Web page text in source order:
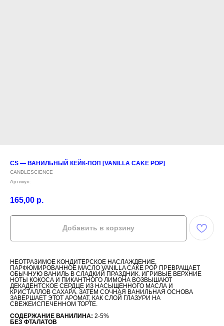
CS — ВАНИЛЬНЫЙ КЕЙК-ПОП [VANILLA CAKE POP]
CANDLESCIENCE
Артикул:
165,00 р.
Добавить в корзину
НЕОТРАЗИМОЕ КОНДИТЕРСКОЕ НАСЛАЖДЕНИЕ,
ПАРФЮМИРОВАННОЕ МАСЛО VANILLA CAKE POP ПРЕВРАЩАЕТ
ОБЫЧНУЮ ВАНИЛЬ В СЛАДКИЙ ПРАЗДНИК. ИГРИВЫЕ ВЕРХНИЕ
НОТЫ КОКОСА И ПИКАНТНОГО ЛИМОНА ВОЗВЫШАЮТ
ДЕКАДЕНТСКОЕ СЕРДЦЕ ИЗ НАСЫЩЕННОГО МАСЛА И
КРИСТАЛЛОВ САХАРА. ЗАТЕМ СОЧНАЯ ВАНИЛЬНАЯ ОСНОВА
ЗАВЕРШАЕТ ЭТОТ АРОМАТ, КАК СЛОЙ ГЛАЗУРИ НА
СВЕЖЕИСПЕЧЕННОМ ТОРТЕ.
СОДЕРЖАНИЕ ВАНИЛИНА: 2-5%
БЕЗ ФТАЛАТОВ